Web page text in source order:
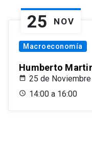
25 NOV
Macroeconomía
Humberto
25 de
14:00 a 16:00